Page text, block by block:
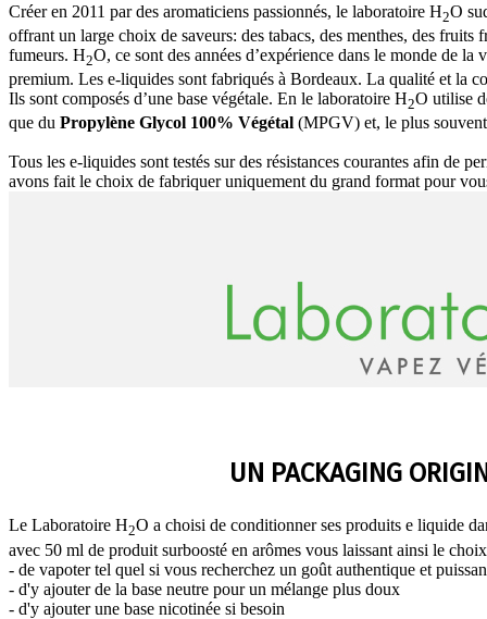
Créer en 2011 par des aromaticiens passionnés, le laboratoire H2O
offrant un large choix de saveurs: des tabacs, des menthes, des
fumeurs. H2O, ce sont des années d’expérience dans le monde de
premium. Les e-liquides sont fabriqués à Bordeaux. La qualité et la
Ils sont composés d’une base végétale. En le laboratoire H2O utilise
que du Propylène Glycol 100% Végétal (MPGV) et, le plus
Tous les e-liquides sont testés sur des résistances courantes afin de
avons fait le choix de fabriquer uniquement du grand format pour
UN PACKAGING
Le Laboratoire H2O a choisi de conditionner ses produits e liquide
avec 50 ml de produit surboosté en arômes vous laissant ainsi le
- de vapoter tel quel si vous recherchez un goût authentique et
- d'y ajouter de la base neutre pour un mélange plus doux
- d'y ajouter une base nicotinée si besoin